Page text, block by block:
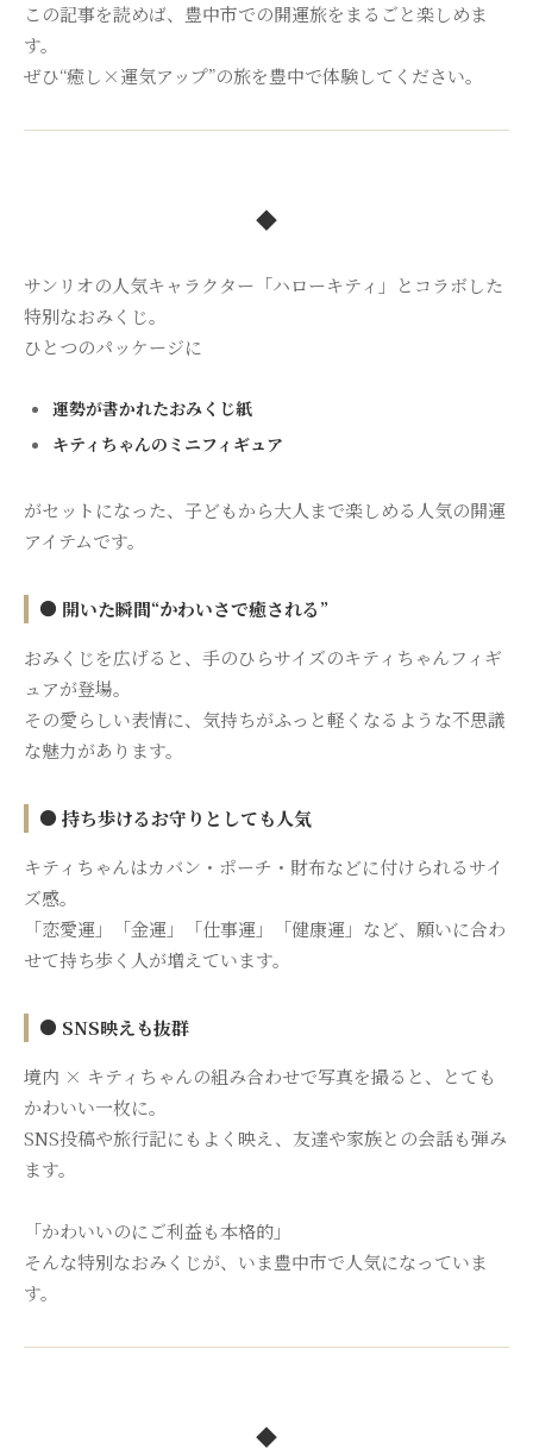
この記事を読めば、豊中市での開運旅をまるごと楽しめま
す。
ぜひ“癒し×運気アップ”の旅を豊中で体験してください。
◆
サンリオの人気キャラクター「ハローキティ」とコラボした
特別なおみくじ。
ひとつのパッケージに
運勢が書かれたおみくじ紙
キティちゃんのミニフィギュア
がセットになった、子どもから大人まで楽しめる人気の開運
アイテムです。
● 開いた瞬間“かわいさで癒される”
おみくじを広げると、手のひらサイズのキティちゃんフィギ
ュアが登場。
その愛らしい表情に、気持ちがふっと軽くなるような不思議
な魅力があります。
● 持ち歩けるお守りとしても人気
キティちゃんはカバン・ポーチ・財布などに付けられるサイ
ズ感。
「恋愛運」「金運」「仕事運」「健康運」など、願いに合わ
せて持ち歩く人が増えています。
● SNS映えも抜群
境内 × キティちゃんの組み合わせで写真を撮ると、とても
かわいい一枚に。
SNS投稿や旅行記にもよく映え、友達や家族との会話も弾み
ます。
「かわいいのにご利益も本格的」
そんな特別なおみくじが、いま豊中市で人気になっていま
す。
◆